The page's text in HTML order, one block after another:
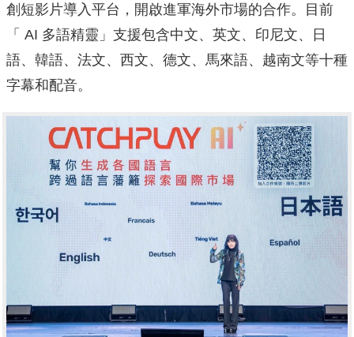
創短影片導入平台，開啟進軍海外市場的合作。目前
「 AI 多語精靈」支援包含中文、英文、印尼文、日
語、韓語、法文、西文、德文、馬來語、越南文等十種
字幕和配音。